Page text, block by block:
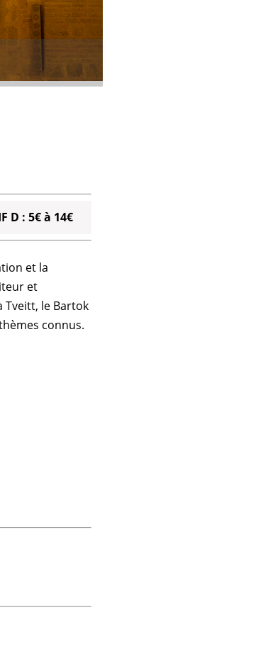
D : 5€ à 14€
et la
et
Tveitt, le Bartok
connus.